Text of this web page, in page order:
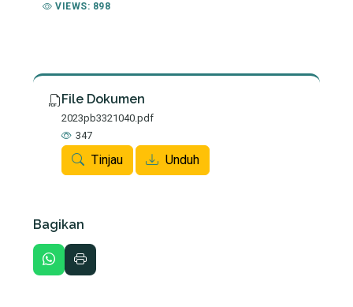
VIEWS: 898
File Dokumen
2023pb3321040.pdf
347
Tinjau Unduh
Bagikan